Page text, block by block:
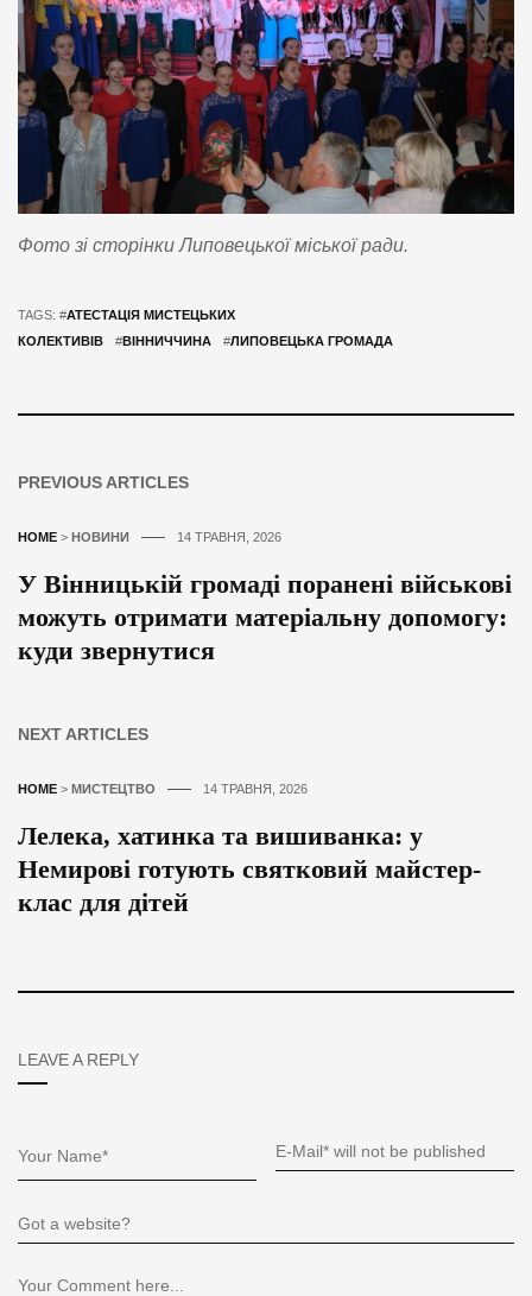
Фото зі сторінки Липовецької міської ради.
TAGS: #АТЕСТАЦІЯ МИСТЕЦЬКИХ
КОЛЕКТИВІВ
#ВІННИЧЧИНА #ЛИПОВЕЦЬКА ГРОМАДА
PREVIOUS ARTICLES
HOME > НОВИНИ 14 ТРАВНЯ, 2026
У Вінницькій громаді поранені військові
можуть отримати матеріальну допомогу:
куди звернутися
NEXT ARTICLES
HOME > МИСТЕЦТВО 14 ТРАВНЯ, 2026
Лелека, хатинка та вишиванка: у
Немирові готують святковий майстер-
клас для дітей
LEAVE A REPLY